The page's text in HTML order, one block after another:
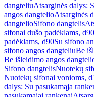
dangteliuAtsarginės dalys:
angos dangtelioAtsarginės
dangtelioSifono dangtelis
sifonai dušo padėklams, d90
padėklams, d90Su sifono
sifono angos dangteliuBe
Be išleidimo angos
Sifono dangtelisNuotekų
Nuotekų sifonai vonioms,
dalys: Su pasukamąja